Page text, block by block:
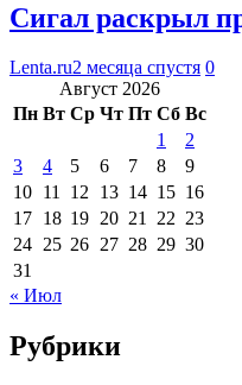
Сигал раскрыл
Lenta.ru2 месяца спустя 0
Август 2026
Пн Вт Ср Чт Пт Сб Вс
1
2
3
4 5 6 7 8
9
10 11 12 13 14 15 16
17 18 19 20 21 22 23
24 25 26 27 28 29 30
31
« Июл
Рубрики